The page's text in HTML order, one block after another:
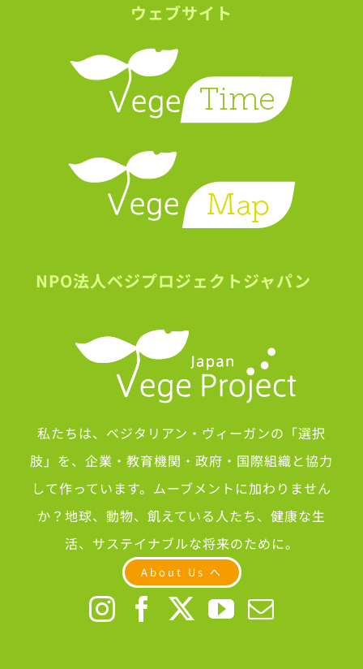
ウェブサイト
NPO法人ベジプロジェクトジャパン
私たちは、ベジタリアン・ヴィーガンの「選択
肢」を、企業・教育機関・政府・国際組織と協力
して作っています。ムーブメントに加わりません
か？地球、動物、飢えている人たち、健康な生
活、サステイナブルな将来のために。
About Us へ